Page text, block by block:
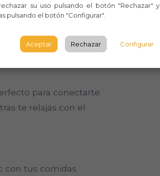
para leer un libro,
para conectarte
te relajas con el
con tus comidas
su uso pulsando el botón "Rechazar" y
pulsando el botón "Configurar".
Aceptar Rechazar Configurar